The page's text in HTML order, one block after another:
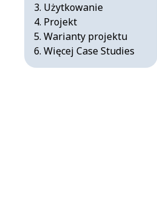
Użytkowanie
Projekt
Warianty projektu
Więcej Case Studies